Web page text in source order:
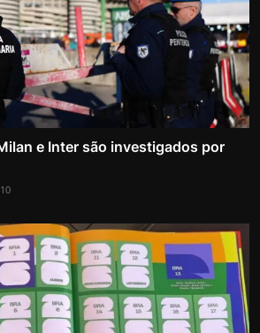
e Inter são investigados por